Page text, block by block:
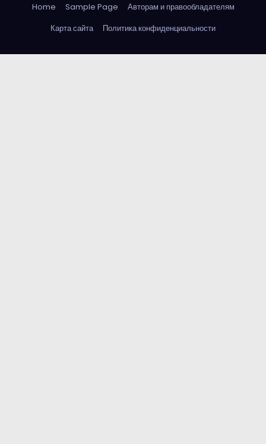
Home Sample Page
Авторам и правообладателям
Карта сайта
Политика конфиденциальности